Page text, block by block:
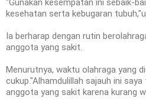
"Gunakan kesempatan ini sebaik-
kesehatan serta kebugaran
Ia berharap dengan rutin
anggota yang sakit.
Menurutnya, waktu olahraga yang
cukup."Alhamdulillah sajauh ini
anggota yang sakit karena kurang